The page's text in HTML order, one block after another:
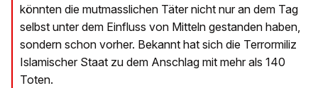
könnten die mutmasslichen Täter nicht nur an dem Tag
selbst unter dem Einfluss von Mitteln gestanden haben,
sondern schon vorher. Bekannt hat sich die Terrormiliz
Islamischer Staat zu dem Anschlag mit mehr als 140
Toten.